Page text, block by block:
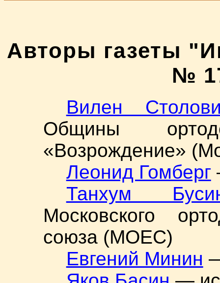
Авторы газеты
№
Вилен
Общины
«Возрождение»
Леонид Гомберг
Танхум
Московского
союза (МОЕС)
Евгений Минин